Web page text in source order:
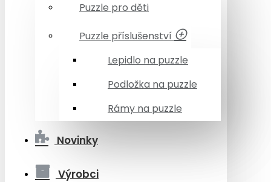
Puzzle pro děti
Puzzle příslušenství
Lepidlo na puzzle
Podložka na puzzle
Rámy na puzzle
Novinky
Výrobci